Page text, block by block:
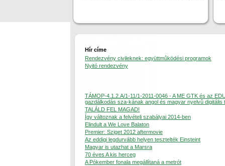
Hír címe
Rendezvény civileknek: együttmûködési programok
Nyitó rendezvény
TÁMOP-4.1.2.A/1-11/1-2011-0046 - A ME GTK és az
gazdálkodás sza-kának angol és magyar nyelvû digitális
TALÁLD FEL MAGAD!
Így változnak a felvételi szabályai 2014-ben
Elindult a We Love Balaton
Premier: Sziget 2012 aftermovie
Az eddigi legdurvább helyen tesztelték Einsteint
Magyar is utazhat a Marsra
70 éves A kis herceg
A Pókember fonala megállítaná a metrót